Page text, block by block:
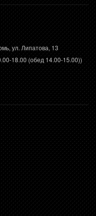
ул. Липатова, 13
18.00 (обед 14.00-15.00))